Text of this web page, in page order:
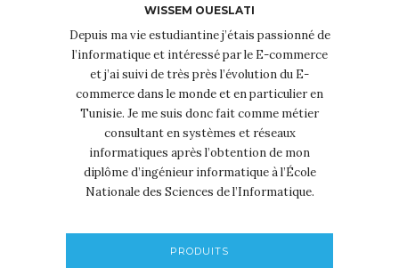
WISSEM OUESLATI
Depuis ma vie estudiantine j’étais passionné de
l’informatique et intéressé par le E-commerce
et j’ai suivi de très près l’évolution du E-
commerce dans le monde et en particulier en
Tunisie. Je me suis donc fait comme métier
consultant en systèmes et réseaux
informatiques après l’obtention de mon
diplôme d’ingénieur informatique à l’École
Nationale des Sciences de l’Informatique.
PRODUITS